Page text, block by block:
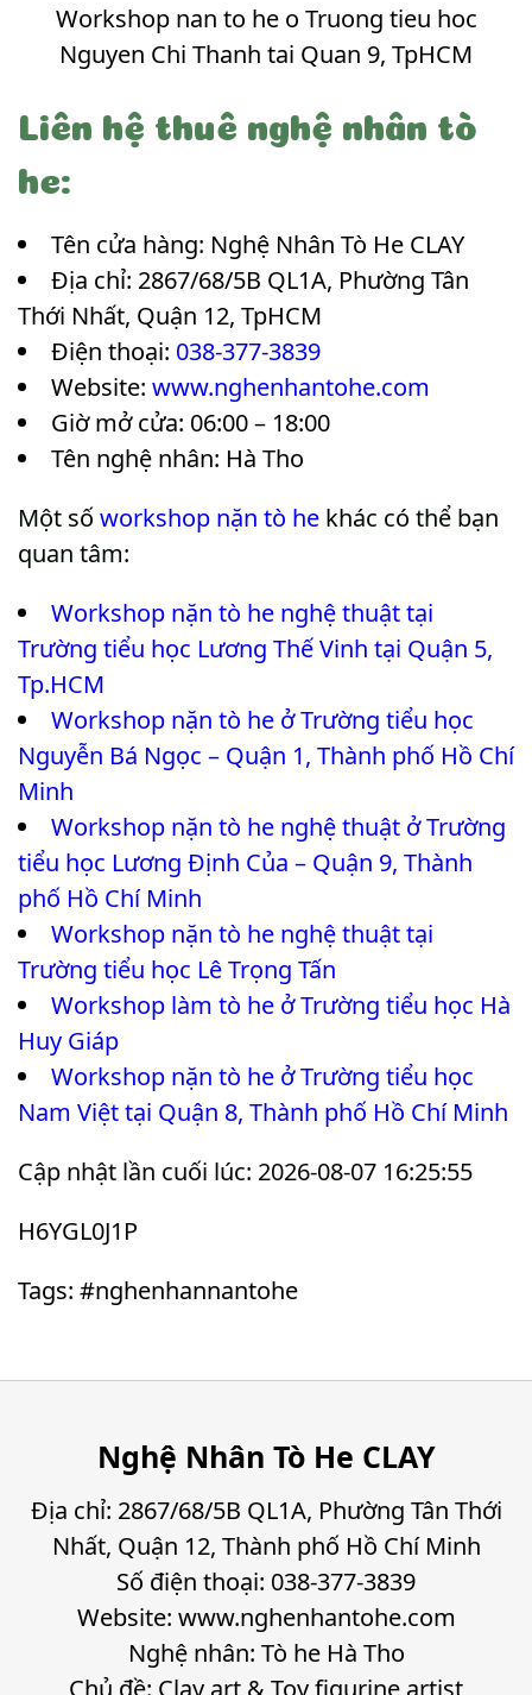
Workshop nan to he o Truong tieu hoc
Nguyen Chi Thanh tai Quan 9, TpHCM
Liên hệ thuê nghệ nhân tò
he:
Tên cửa hàng: Nghệ Nhân Tò He CLAY
Địa chỉ: 2867/68/5B QL1A, Phường Tân
Thới Nhất, Quận 12, TpHCM
Điện thoại: 038-377-3839
Website: www.nghenhantohe.com
Giờ mở cửa: 06:00 – 18:00
Tên nghệ nhân: Hà Tho
Một sốworkshop nặn tò he khác có thể bạn
quan tâm:
Workshop nặn tò he nghệ thuật tại
Trường tiểu học Lương Thế Vinh tại Quận 5,
Tp.HCM
Workshop nặn tò he ở Trường tiểu học
Nguyễn Bá Ngọc – Quận 1, Thành phố Hồ Chí
Minh
Workshop nặn tò he nghệ thuật ở Trường
tiểu học Lương Định Của – Quận 9, Thành
phố Hồ Chí Minh
Workshop nặn tò he nghệ thuật tại
Trường tiểu học Lê Trọng Tấn
Workshop làm tò he ở Trường tiểu học Hà
Huy Giáp
Workshop nặn tò he ở Trường tiểu học
Nam Việt tại Quận 8, Thành phố Hồ Chí Minh
Cập nhật lần cuối lúc: 2026-08-07 16:25:55
H6YGL0J1P
Tags: #nghenhannantohe
Nghệ Nhân Tò He CLAY
Địa chỉ: 2867/68/5B QL1A, Phường Tân Thới
Nhất, Quận 12, Thành phố Hồ Chí Minh
Số điện thoại: 038-377-3839
Website: www.nghenhantohe.com
Nghệ nhân: Tò he Hà Tho
Chủ đề: Clay art & Toy figurine artist